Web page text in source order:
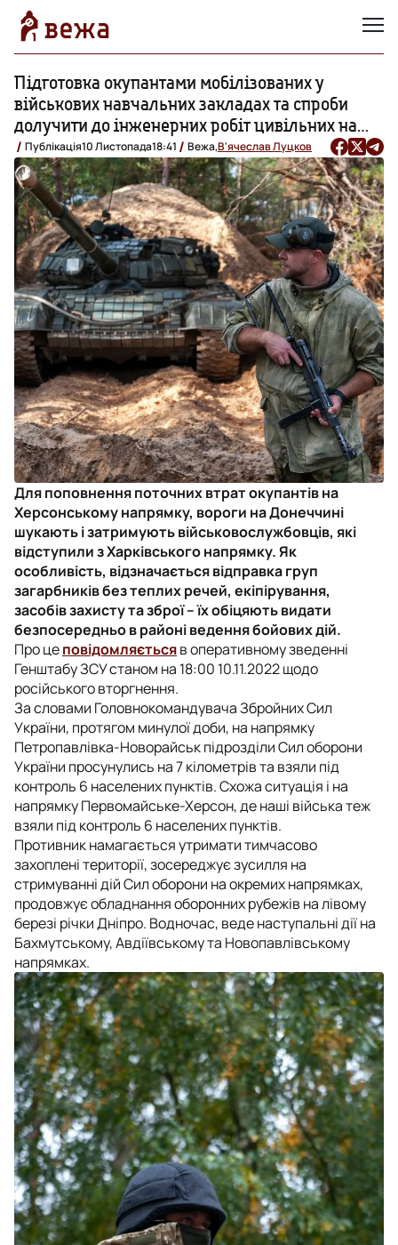
Підготовка окупантами мобілізованих у
військових навчальних закладах та спроби
долучити до інженерних робіт цивільних на
Запоріжжі: головне з вечірнього зведення
Генштабу
Публікація10 Листопада18:41 Вежа,В'ячеслав Луцков
Для поповнення поточних втрат окупантів на
Херсонському напрямку, вороги на Донеччині
шукають і затримують військовослужбовців, які
відступили з Харківського напрямку. Як
особливість, відзначається відправка груп
загарбників без теплих речей, екіпірування,
засобів захисту та зброї – їх обіцяють видати
безпосередньо в районі ведення бойових дій.
Про цеповідомляєтьсяв оперативному зведенні
Генштабу ЗСУ станом на 18:00 10.11.2022 щодо
російського вторгнення.
За словами Головнокомандувача Збройних Сил
України, протягом минулої доби, на напрямку
Петропавлівка-Новорайськ підрозділи Сил оборони
України просунулись на 7 кілометрів та взяли під
контроль 6 населених пунктів. Схожа ситуація і на
напрямку Первомайське-Херсон, де наші війська теж
взяли під контроль 6 населених пунктів.
Противник намагається утримати тимчасово
захоплені території, зосереджує зусилля на
стримуванні дій Сил оборони на окремих напрямках,
продовжує обладнання оборонних рубежів на лівому
березі річки Дніпро. Водночас, веде наступальні дії на
Бахмутському, Авдіївському та Новопавлівському
напрямках.